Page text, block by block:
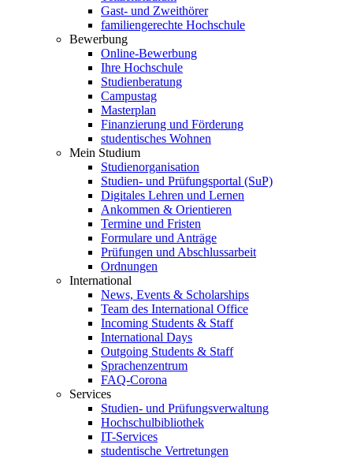
Gast- und Zweithörer
familiengerechte Hochschule
Bewerbung
Online-Bewerbung
Ihre Hochschule
Studienberatung
Campustag
Masterplan
Finanzierung und Förderung
studentisches Wohnen
Mein Studium
Studienorganisation
Studien- und Prüfungsportal (SuP)
Digitales Lehren und Lernen
Ankommen & Orientieren
Termine und Fristen
Formulare und Anträge
Prüfungen und Abschlussarbeit
Ordnungen
International
News, Events & Scholarships
Team des International Office
Incoming Students & Staff
International Days
Outgoing Students & Staff
Sprachenzentrum
FAQ-Corona
Services
Studien- und Prüfungsverwaltung
Hochschulbibliothek
IT-Services
studentische Vertretungen